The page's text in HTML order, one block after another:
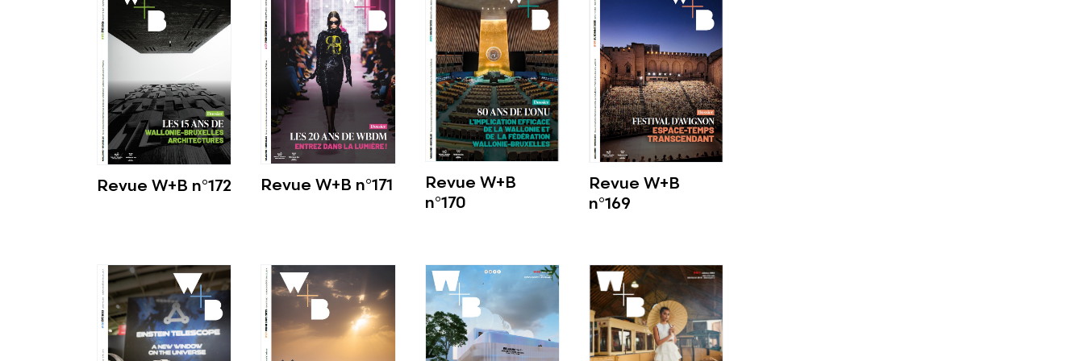
Revue W+B n°172 Revue W+B n°171
Revue W+B
n°170
Revue W+B
n°169
Voir plus Voir plus Voir plus Voir plus